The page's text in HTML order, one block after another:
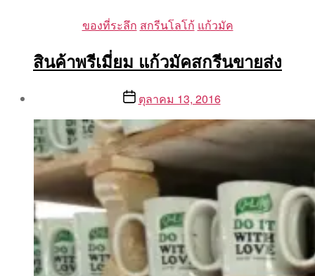
Categories
ของที่ระลึก สกรีนโลโก้ แก้วมัค
สินค้าพรีเมี่ยม แก้วมัคสกรีนขายส่ง
By
Aea
Postตุลาคม 13, 2016